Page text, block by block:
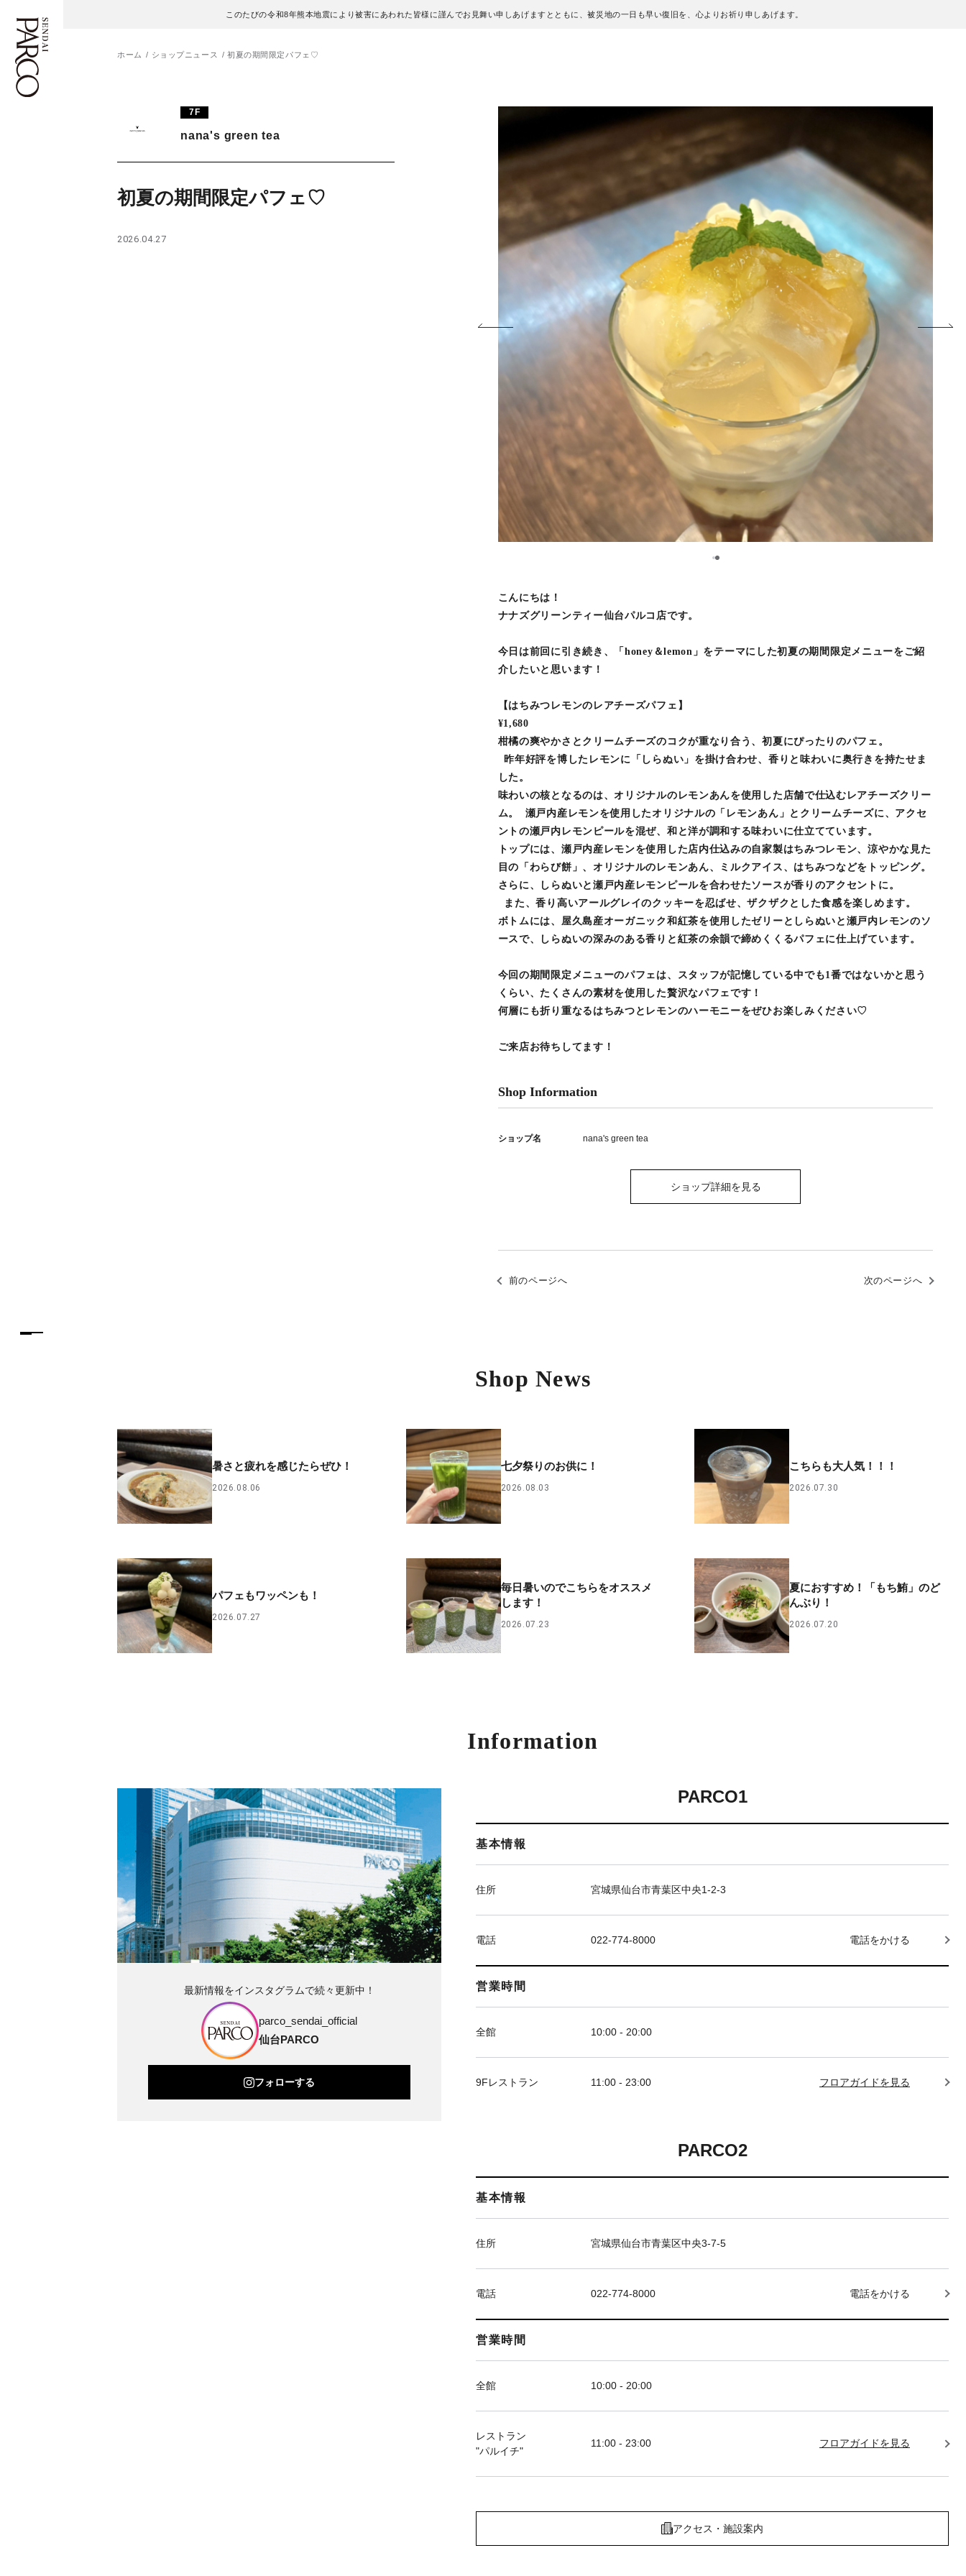
このたびの令和8年熊本地震により被害にあわれた皆様に謹んでお見舞い申しあげますとともに、被災地の一日も早い復旧を、心よりお祈り申しあげます。
施設案内・アクセス
ホーム ショップニュース 初夏の期間限定パフェ♡
7F
nana's green tea
初夏の期間限定パフェ♡
2026.04.27
12
こんにちは！
ナナズグリーンティー仙台パルコ店です。
今日は前回に引き続き、「honey＆lemon」をテーマにした初夏の期間限定メニューをご紹
介したいと思います！
【はちみつレモンのレアチーズパフェ】
¥1,680
柑橘の爽やかさとクリームチーズのコクが重なり合う、初夏にぴったりのパフェ。
昨年好評を博したレモンに「しらぬい」を掛け合わせ、香りと味わいに奥行きを持たせま
した。
味わいの核となるのは、オリジナルのレモンあんを使用した店舗で仕込むレアチーズクリー
ム。 瀬戸内産レモンを使用したオリジナルの「レモンあん」とクリームチーズに、アクセ
ントの瀬戸内レモンピールを混ぜ、和と洋が調和する味わいに仕立てています。
トップには、瀬戸内産レモンを使用した店内仕込みの自家製はちみつレモン、涼やかな見た
目の「わらび餅」、オリジナルのレモンあん、ミルクアイス、はちみつなどをトッピング。
さらに、しらぬいと瀬戸内産レモンピールを合わせたソースが香りのアクセントに。
また、香り高いアールグレイのクッキーを忍ばせ、ザクザクとした食感を楽しめます。
ボトムには、屋久島産オーガニック和紅茶を使用したゼリーとしらぬいと瀬戸内レモンのソ
ースで、しらぬいの深みのある香りと紅茶の余韻で締めくくるパフェに仕上げています。
今回の期間限定メニューのパフェは、スタッフが記憶している中でも1番ではないかと思う
くらい、たくさんの素材を使用した贅沢なパフェです！
何層にも折り重なるはちみつとレモンのハーモニーをぜひお楽しみください♡
ご来店お待ちしてます！
Shop Information
ショップ名 nana's green tea
ショップ詳細を見る
前のページへ 次のページへ
Shop News
暑さと疲れを感じたらぜひ！
2026.08.06
七夕祭りのお供に！
2026.08.03
こちらも大人気！！！
2026.07.30
パフェもワッペンも！
2026.07.27
毎日暑いのでこちらをオススメ
します！
2026.07.23
夏におすすめ！「もち鮪」のど
んぶり！
2026.07.20
Information
PARCO1
基本情報
住所 宮城県仙台市青葉区中央1-2-3
電話 022-774-8000 電話をかける
営業時間
全館 10:00 - 20:00
9Fレストラン 11:00 - 23:00 フロアガイドを見る
PARCO2
基本情報
住所 宮城県仙台市青葉区中央3-7-5
電話 022-774-8000 電話をかける
営業時間
全館 10:00 - 20:00
レストラン
"パルイチ"
11:00 - 23:00 フロアガイドを見る
アクセス・施設案内
最新情報をインスタグラムで続々更新中！
parco_sendai_official
仙台PARCO
フォローする